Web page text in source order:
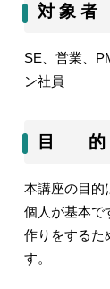
対 象 者
SE 、営業、
ン社員
目 的
本講座の目的
個人が基本で
作りをするた
す。